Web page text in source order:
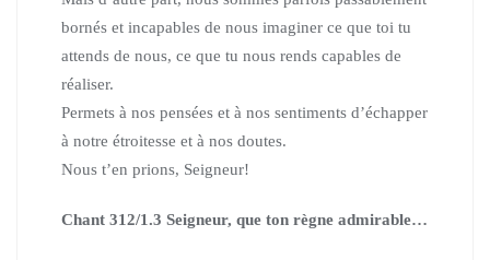
bornés et incapables de nous imaginer ce que toi tu
attends de nous, ce que tu nous rends capables de
réaliser.
Permets à nos pensées et à nos sentiments d’échapper
à notre étroitesse et à nos doutes.
Nous t’en prions, Seigneur!
Chant 312/1.3 Seigneur, que ton règne admirable…